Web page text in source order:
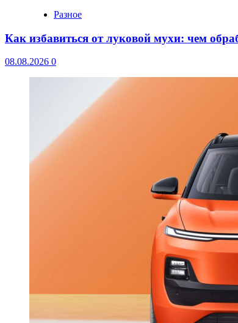
Разное
Как избавиться от луковой мухи: чем
08.08.2026 0